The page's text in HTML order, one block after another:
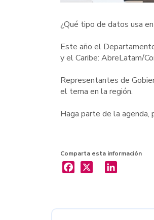
¿Qué tipo de datos usa
Este año el
y el Caribe: AbreLatam/
Representantes de
el tema en la región.
Haga parte de la
Comparta esta información
X LinkedIn